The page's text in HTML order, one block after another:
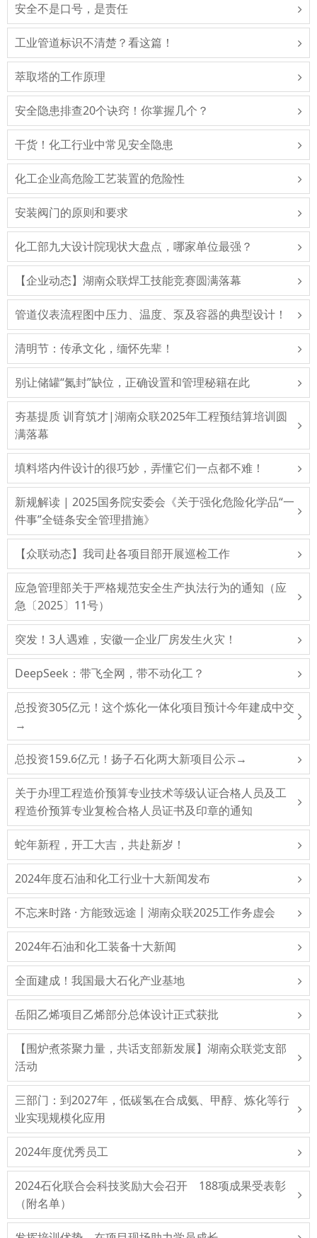
安全不是口号，是责任
工业管道标识不清楚？看这篇！
萃取塔的工作原理
安全隐患排查20个诀窍！你掌握几个？
干货！化工行业中常见安全隐患
化工企业高危险工艺装置的危险性
安装阀门的原则和要求
化工部九大设计院现状大盘点，哪家单位最强？
【企业动态】湖南众联焊工技能竞赛圆满落幕
管道仪表流程图中压力、温度、泵及容器的典型设计！
清明节：传承文化，缅怀先辈！
别让储罐“氮封”缺位，正确设置和管理秘籍在此
夯基提质 训育筑才|湖南众联2025年工程预结算培训圆
满落幕
填料塔内件设计的很巧妙，弄懂它们一点都不难！
新规解读 | 2025国务院安委会《关于强化危险化学品“一
件事”全链条安全管理措施》
【众联动态】我司赴各项目部开展巡检工作
应急管理部关于严格规范安全生产执法行为的通知（应
急〔2025〕11号）
突发！3人遇难，安徽一企业厂房发生火灾！
DeepSeek：带飞全网，带不动化工？
总投资305亿元！这个炼化一体化项目预计今年建成中交
→
总投资159.6亿元！扬子石化两大新项目公示→
关于办理工程造价预算专业技术等级认证合格人员及工
程造价预算专业复检合格人员证书及印章的通知
蛇年新程，开工大吉，共赴新岁！
2024年度石油和化工行业十大新闻发布
不忘来时路 · 方能致远途丨湖南众联2025工作务虚会
2024年石油和化工装备十大新闻
全面建成！我国最大石化产业基地
岳阳乙烯项目乙烯部分总体设计正式获批
【围炉煮茶聚力量，共话支部新发展】湖南众联党支部
活动
三部门：到2027年，低碳氢在合成氨、甲醇、炼化等行
业实现规模化应用
2024年度优秀员工
2024石化联合会科技奖励大会召开 188项成果受表彰
（附名单）